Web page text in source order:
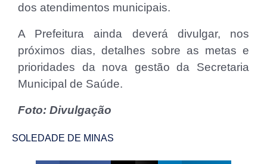
dos atendimentos municipais.
A Prefeitura ainda deverá divulgar, nos
próximos dias, detalhes sobre as metas e
prioridades da nova gestão da Secretaria
Municipal de Saúde.
Foto: Divulgação
SOLEDADE DE MINAS